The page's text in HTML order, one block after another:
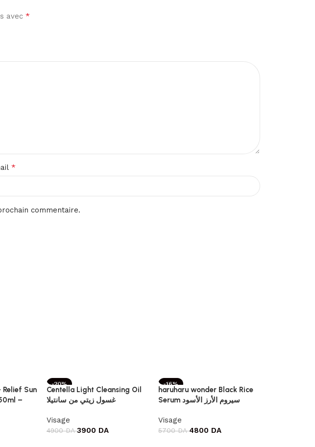
avec *
*
commentaire.
Sun
–
-20%
Centella Light Cleansing Oil
غسول زيتي من سانتيلا
Visage
4900DA3900 DA
-16%
haruharu wonder Black Rice
Serum سيروم الأرز الأسود
Visage
5700DA4800 DA